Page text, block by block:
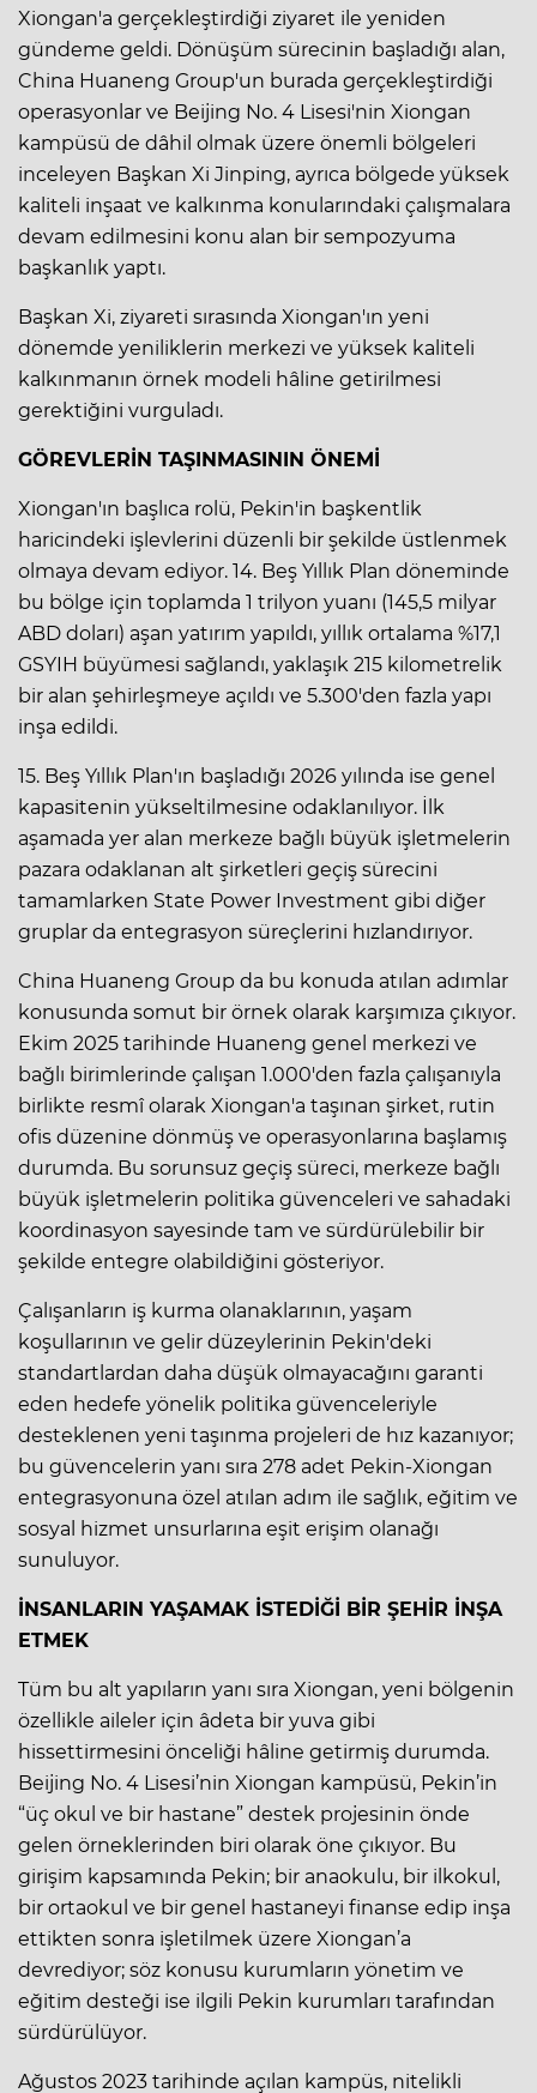
Xiongan'a gerçekleştirdiği ziyaret ile yeniden
gündeme geldi. Dönüşüm sürecinin başladığı alan,
China Huaneng Group'un burada gerçekleştirdiği
operasyonlar ve Beijing No. 4 Lisesi'nin Xiongan
kampüsü de dâhil olmak üzere önemli bölgeleri
inceleyen Başkan Xi Jinping, ayrıca bölgede yüksek
kaliteli inşaat ve kalkınma konularındaki çalışmalara
devam edilmesini konu alan bir sempozyuma
başkanlık yaptı.
Başkan Xi, ziyareti sırasında Xiongan'ın yeni
dönemde yeniliklerin merkezi ve yüksek kaliteli
kalkınmanın örnek modeli hâline getirilmesi
gerektiğini vurguladı.
GÖREVLERİN TAŞINMASININ ÖNEMİ
Xiongan'ın başlıca rolü, Pekin'in başkentlik
haricindeki işlevlerini düzenli bir şekilde üstlenmek
olmaya devam ediyor. 14. Beş Yıllık Plan döneminde
bu bölge için toplamda 1 trilyon yuanı (145,5 milyar
ABD doları) aşan yatırım yapıldı, yıllık ortalama %17,1
GSYIH büyümesi sağlandı, yaklaşık 215 kilometrelik
bir alan şehirleşmeye açıldı ve 5.300'den fazla yapı
inşa edildi.
15. Beş Yıllık Plan'ın başladığı 2026 yılında ise genel
kapasitenin yükseltilmesine odaklanılıyor. İlk
aşamada yer alan merkeze bağlı büyük işletmelerin
pazara odaklanan alt şirketleri geçiş sürecini
tamamlarken State Power Investment gibi diğer
gruplar da entegrasyon süreçlerini hızlandırıyor.
China Huaneng Group da bu konuda atılan adımlar
konusunda somut bir örnek olarak karşımıza çıkıyor.
Ekim 2025 tarihinde Huaneng genel merkezi ve
bağlı birimlerinde çalışan 1.000'den fazla çalışanıyla
birlikte resmî olarak Xiongan'a taşınan şirket, rutin
ofis düzenine dönmüş ve operasyonlarına başlamış
durumda. Bu sorunsuz geçiş süreci, merkeze bağlı
büyük işletmelerin politika güvenceleri ve sahadaki
koordinasyon sayesinde tam ve sürdürülebilir bir
şekilde entegre olabildiğini gösteriyor.
Çalışanların iş kurma olanaklarının, yaşam
koşullarının ve gelir düzeylerinin Pekin'deki
standartlardan daha düşük olmayacağını garanti
eden hedefe yönelik politika güvenceleriyle
desteklenen yeni taşınma projeleri de hız kazanıyor;
bu güvencelerin yanı sıra 278 adet Pekin-Xiongan
entegrasyonuna özel atılan adım ile sağlık, eğitim ve
sosyal hizmet unsurlarına eşit erişim olanağı
sunuluyor.
İNSANLARIN YAŞAMAK İSTEDİĞİ BİR ŞEHİR İNŞA
ETMEK
Tüm bu alt yapıların yanı sıra Xiongan, yeni bölgenin
özellikle aileler için âdeta bir yuva gibi
hissettirmesini önceliği hâline getirmiş durumda.
Beijing No. 4 Lisesi’nin Xiongan kampüsü, Pekin’in
“üç okul ve bir hastane” destek projesinin önde
gelen örneklerinden biri olarak öne çıkıyor. Bu
girişim kapsamında Pekin; bir anaokulu, bir ilkokul,
bir ortaokul ve bir genel hastaneyi finanse edip inşa
ettikten sonra işletilmek üzere Xiongan’a
devrediyor; söz konusu kurumların yönetim ve
eğitim desteği ise ilgili Pekin kurumları tarafından
sürdürülüyor.
Ağustos 2023 tarihinde açılan kampüs, nitelikli